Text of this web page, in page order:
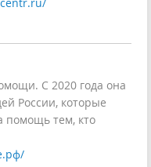
С 2020 года она
России, которые
помощь тем, кто